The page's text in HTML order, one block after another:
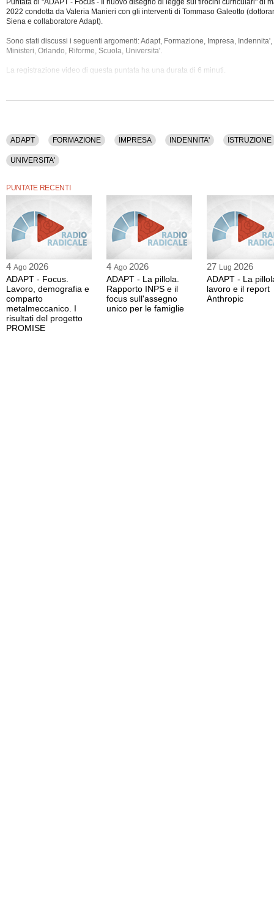
Puntata di "ADAPT - Focus - Il nuovo disegno di legge sui tirocini curriculari" di
2022 condotta da Valeria Manieri con gli interventi di Tommaso Galeotto
Siena e collaboratore Adapt).
Sono stati discussi i seguenti argomenti: Adapt, Formazione, Impresa,
Ministeri, Orlando, Riforme, Scuola, Universita'.
La registrazione video di questa puntata ha una durata di 6 minuti.
ADAPT FORMAZIONE IMPRESA INDENNITA' ISTRUZIONE
UNIVERSITA'
PUNTATE RECENTI
4 Ago 2026
ADAPT - Focus.
Lavoro, demografia e
comparto
metalmeccanico. I
risultati del progetto
PROMISE
4 Ago 2026
ADAPT - La pillola.
Rapporto INPS e il
focus sull'assegno
unico per le famiglie
27 Lug 2026
ADAPT - La
lavoro e il report
Anthropic